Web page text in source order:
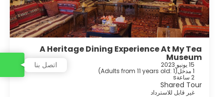
A Heritage Dining Experience At My Tea
Museum
15 يونيو 2023
1 مدخل (
Adults from 11 years old: 1
)
2 ساعةs
Shared Tour
غير قابل للاسترداد
اتصل بنا